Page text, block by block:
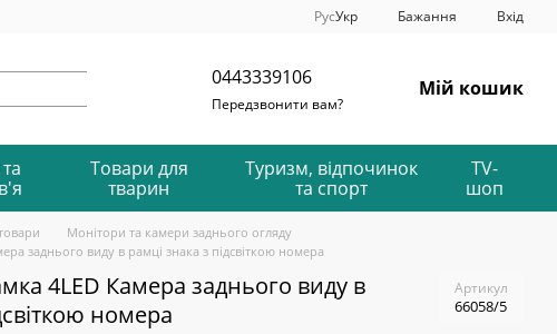
РусУкр Бажання Вхід
0443339106
Передзвонити вам?
Мій кошик
Товари для
тварин
Туризм, відпочинок
та спорт
TV-
шоп
Монітори та камери заднього огляду
заднього виду в рамці знака з підсвіткою номера
4LED Камера заднього виду в
номера
Артикул
66058/5